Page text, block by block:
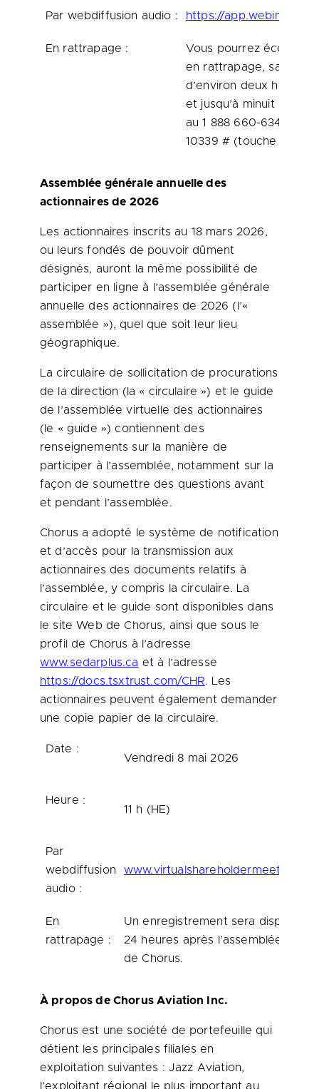
Par webdiffusion audio : https://app.webinar.net/
En rattrapage :
Vous pourrez écouter
en rattrapage, sans
d’environ deux heures
et jusqu’à minuit (HE)
au 1 888 660-6345.
10339 # (touche dièse).
Assemblée générale annuelle des
actionnaires de 2026
Les actionnaires inscrits au 18 mars 2026,
ou leurs fondés de pouvoir dûment
désignés, auront la même possibilité de
participer en ligne à l’assemblée générale
annuelle des actionnaires de 2026 (l’«
assemblée »), quel que soit leur lieu
géographique.
La circulaire de sollicitation de procurations
de la direction (la « circulaire ») et le guide
de l’assemblée virtuelle des actionnaires
(le « guide ») contiennent des
renseignements sur la manière de
participer à l’assemblée, notamment sur la
façon de soumettre des questions avant
et pendant l’assemblée.
Chorus a adopté le système de notification
et d’accès pour la transmission aux
actionnaires des documents relatifs à
l’assemblée, y compris la circulaire. La
circulaire et le guide sont disponibles dans
le site Web de Chorus, ainsi que sous le
profil de Chorus à l’adresse
www.sedarplus.ca et à l’adresse
https://docs.tsxtrust.com/CHR. Les
actionnaires peuvent également demander
une copie papier de la circulaire.
Date :
Vendredi 8 mai 2026
Heure :
11 h (HE)
Par
webdiffusion
audio :
En
rattrapage :
Un enregistrement sera disponible
24 heures après l’assemblée dans
de Chorus.
À propos de Chorus Aviation Inc.
Chorus est une société de portefeuille qui
détient les principales filiales en
exploitation suivantes : Jazz Aviation,
l’exploitant régional le plus important au